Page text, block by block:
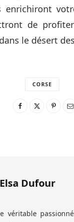
enrichiront
de
le désert
CORSE
Elsa Dufour
véritable